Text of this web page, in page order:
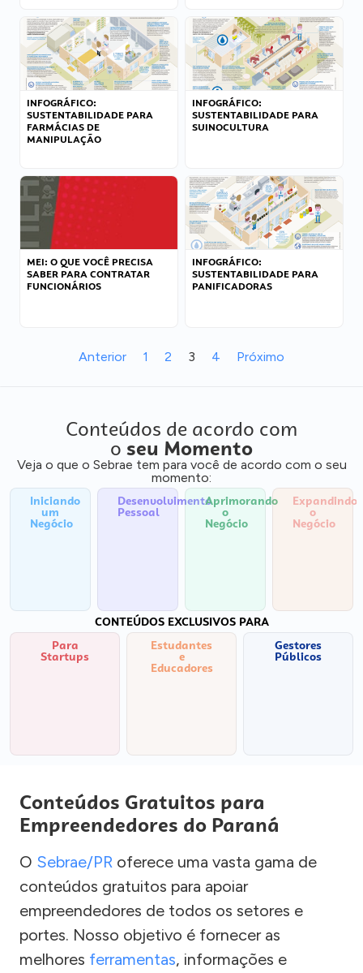
INFOGRÁFICO:
SUSTENTABILIDADE PARA
FARMÁCIAS DE
MANIPULAÇÃO
INFOGRÁFICO:
SUSTENTABILIDADE PARA
SUINOCULTURA
MEI: O QUE VOCÊ PRECISA
SABER PARA CONTRATAR
FUNCIONÁRIOS
INFOGRÁFICO:
SUSTENTABILIDADE PARA
PANIFICADORAS
Anterior 1 2 3 4 Próximo
Conteúdos de acordo com
o seu Momento
Veja o que o Sebrae tem para você de acordo com o seu
momento:
Iniciando
um
Negócio
Desenvolvimento
Pessoal
Aprimorando
o
Negócio
Expandindo
o
Negócio
CONTEÚDOS EXCLUSIVOS PARA
Para
Startups
Estudantes
e
Educadores
Gestores
Públicos
Conteúdos Gratuitos para
Empreendedores do Paraná
O Sebrae/PR oferece uma vasta gama de
conteúdos gratuitos para apoiar
empreendedores de todos os setores e
portes. Nosso objetivo é fornecer as
melhores ferramentas, informações e